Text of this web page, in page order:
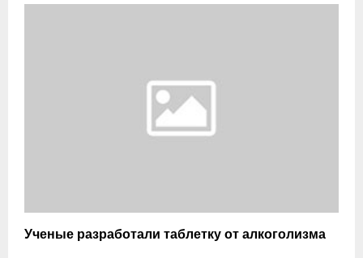
Ученые разработали таблетку от алкоголизма